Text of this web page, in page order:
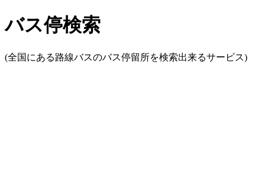
バス停検索
(全国にある路線バスのバス停留所を検索出来るサービス)